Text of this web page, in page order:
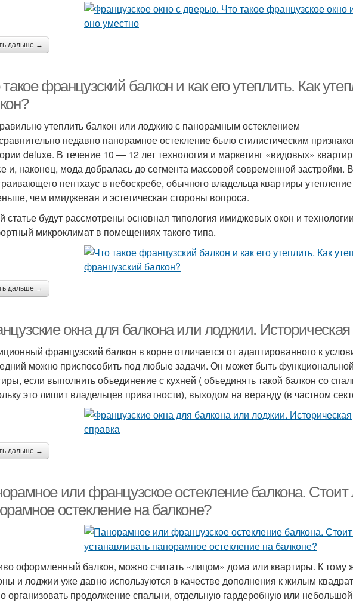
дальше →
французский балкон и как его утеплить. Как
утеплить балкон или лоджию с панорамным остеклением
недавно панорамное остекление было стилистическим
deluxe. В течение 10 — 12 лет технология и маркетинг «видовых»
и, наконец, мода добралась до сегмента массовой современной застройки.
пентхаус в небоскребе, обычного владельца квартиры
чем имиджевая и эстетическая стороны вопроса.
статье будут рассмотрены основная типология имиджевых окон и
микроклимат в помещениях такого типа.
дальше →
окна для балкона или лоджии. Историческая
французский балкон в корне отличается от адаптированного к
можно приспособить под любые задачи. Он может быть
если выполнить объединение с кухней ( объединять такой балкон со
это лишит владельцев приватности), выходом на веранду (в частном
дальше →
или французское остекление балкона. Стоит
остекление на балконе?
оформленный балкон, можно считать «лицом» дома или квартиры. К тому
и лоджии уже давно используются в качестве дополнения к жилым
организовать продолжение спальни, отдельную гардеробную или